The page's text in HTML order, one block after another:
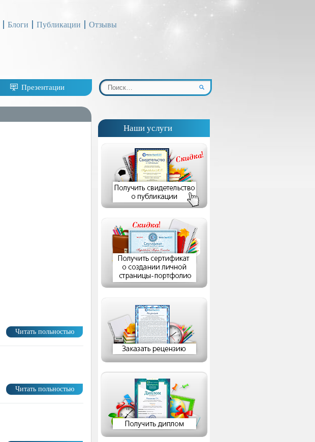
Блоги Публикации Отзывы
Презентации
Читать польностью
Читать польностью
Наши услуги